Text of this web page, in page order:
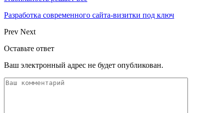
Разработка современного сайта-визитки под ключ
Prev Next
Оставьте ответ
Ваш электронный адрес не будет опубликован.